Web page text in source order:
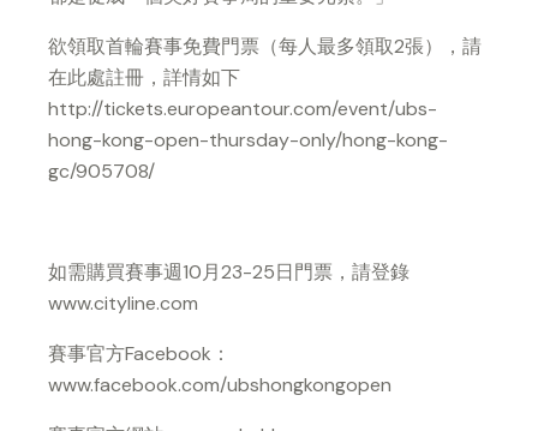
欲領取首輪賽事免費門票（每人最多領取2張），請
在此處註冊，詳情如下
http://tickets.europeantour.com/event/ubs-
hong-kong-open-thursday-only/hong-kong-
gc/905708/
如需購買賽事週10月23-25日門票，請登錄
www.cityline.com
賽事官方Facebook：
www.facebook.com/ubshongkongopen